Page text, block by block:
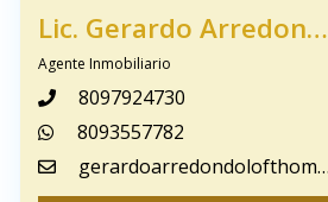
Lic. Gerardo Arredondo
Agente Inmobiliario
8097924730
8093557782
gerardoarredondolofthomerd@gmail.com